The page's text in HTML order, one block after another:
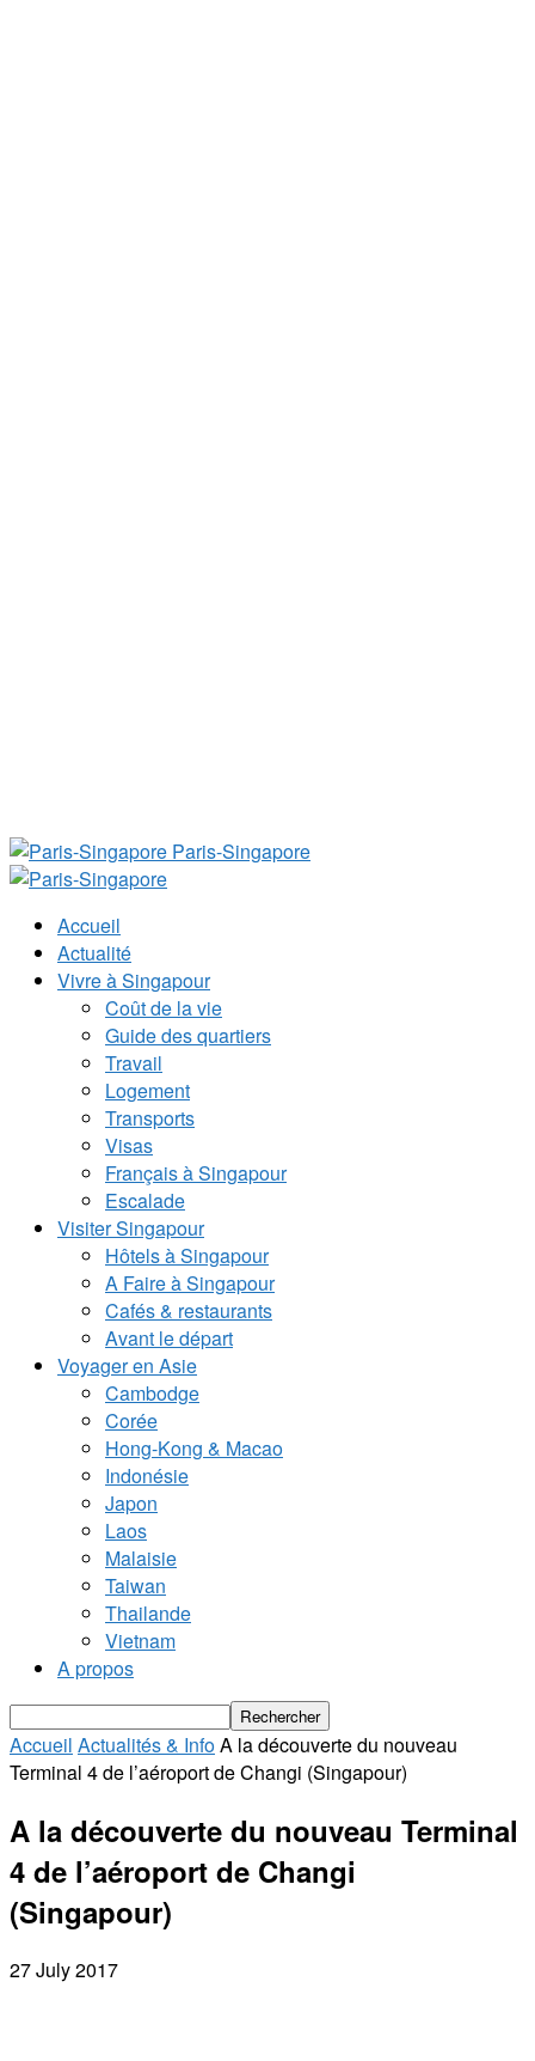
Paris-Singapore
Accueil
Actualité
Vivre à Singapour
Coût de la vie
Guide des quartiers
Travail
Logement
Transports
Visas
Français à Singapour
Escalade
Visiter Singapour
Hôtels à Singapour
A Faire à Singapour
Cafés & restaurants
Avant le départ
Voyager en Asie
Cambodge
Corée
Hong-Kong & Macao
Indonésie
Japon
Laos
Malaisie
Taiwan
Thailande
Vietnam
A propos
Accueil Actualités & InfoA la découverte du nouveau
Terminal 4 de l’aéroport de Changi (Singapour)
A la découverte du nouveau Terminal
4 de l’aéroport de Changi
(Singapour)
27 July 2017